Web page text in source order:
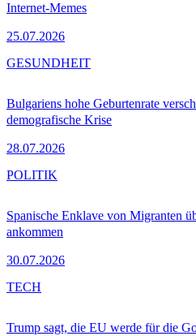
Internet-Memes
25.07.2026
Bulgariens hohe Geburtenrate
demografische Krise
28.07.2026
GESUNDHEIT
Spanische Enklave von Migranten
ankommen
30.07.2026
POLITIK
Trump sagt, die EU werde für die
TECH